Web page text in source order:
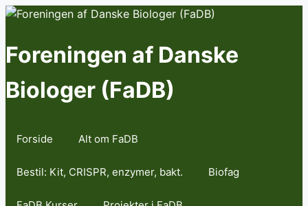
Skip
content
Foreningen af Danske
Biologer (FaDB)
Forside Alt om FaDB
Bestil: Kit, CRISPR, enzymer, bakt. Biofag